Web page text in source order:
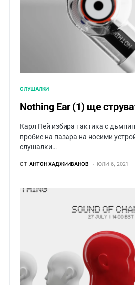
СЛУШАЛКИ
Nothing Ear (1) ще
Карл Пей избира тактика с
пробие на пазара на носими
слушалки…
ОТ АНТОН ХАДЖИИВАНОВ ЮЛИ 6, 2021